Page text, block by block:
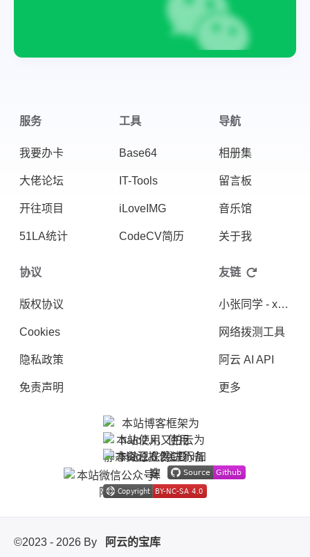
服务
我要办卡
大佬论坛
开往项目
51LA统计
工具
Base64
IT-Tools
iLoveIMG
CodeCV简历
导航
相册集
留言板
音乐馆
关于我
协议
版权协议
Cookies
隐私政策
免责声明
友链
小张同学 - xiaozhangStu
网络拨测工具
阿云 AI API
更多
©2023 - 2026 By 阿云的宝库